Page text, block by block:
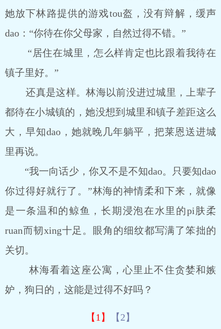
她放下林路提供的游戏tou盔，没有辩解，缓声
dao：“你待在你父母家，自然过得不错。”
“居住在城里，怎么样肯定也比跟着我待在
镇子里好。”
还真是这样。林海以前没进过城里，上辈子
都待在小城镇的，她没想到城里和镇子差距这么
大，早知dao，她就晚几年躺平，把莱恩送进城
里再说。
“我一向话少，你又不是不知dao。只要知dao
你过得好就行了。”林海的神情柔和下来，就像
是一条温和的鲸鱼，长期浸泡在水里的pi肤柔
ruan而韧xing十足。眼角的细纹都写满了笨拙的
关切。
林海看着这座公寓，心里止不住贪婪和嫉
妒，狗日的，这能是过得不好吗？
【1】 【2】